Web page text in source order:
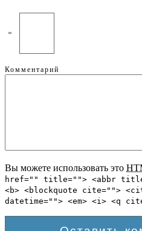
=
Комментарий
Вы можете использовать это
href="" title=""> <abbr
<b> <blockquote cite="">
datetime=""> <em> <i> <q